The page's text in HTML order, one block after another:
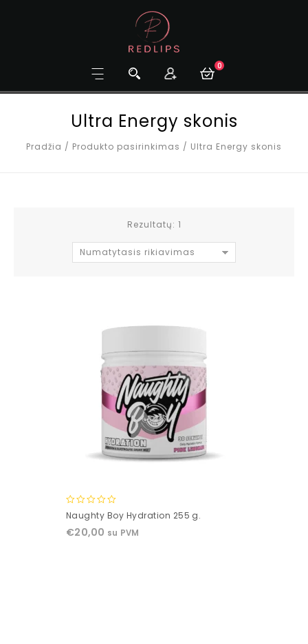
0
Ultra Energy skonis
Pradžia / Produkto pasirinkimas / Ultra Energy skonis
Rezultatų: 1
Numatytasis rikiavimas
0
of
Naughty Boy Hydration 255 g.
€20,00 su PVM